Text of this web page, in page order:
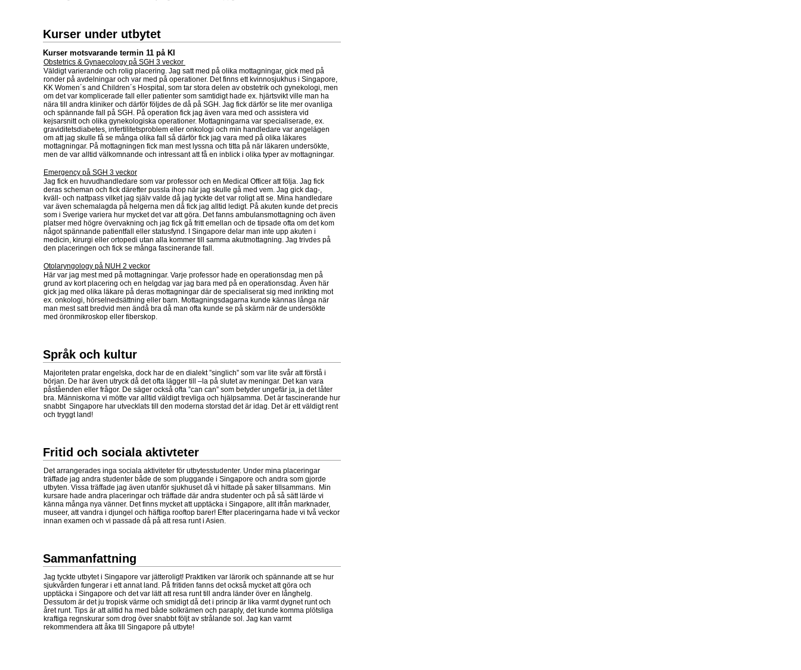
Kurser under utbytet
Kurser motsvarande termin 11 på KI
Obstetrics & Gynaecology på SGH 3 veckor
Väldigt varierande och rolig placering. Jag satt med på olika mottagningar, gick med på
ronder på avdelningar och var med på operationer. Det finns ett kvinnosjukhus i Singapore,
KK Women´s and Children´s Hospital, som tar stora delen av obstetrik och gynekologi, men
om det var komplicerade fall eller patienter som samtidigt hade ex. hjärtsvikt ville man ha
nära till andra kliniker och därför följdes de då på SGH. Jag fick därför se lite mer ovanliga
och spännande fall på SGH. På operation fick jag även vara med och assistera vid
kejsarsnitt och olika gynekologiska operationer. Mottagningarna var specialiserade, ex.
graviditetsdiabetes, infertilitetsproblem eller onkologi och min handledare var angelägen
om att jag skulle få se många olika fall så därför fick jag vara med på olika läkares
mottagningar. På mottagningen fick man mest lyssna och titta på när läkaren undersökte,
men de var alltid välkomnande och intressant att få en inblick i olika typer av mottagningar.
Emergency på SGH 3 veckor
Jag fick en huvudhandledare som var professor och en Medical Officer att följa. Jag fick
deras scheman och fick därefter pussla ihop när jag skulle gå med vem. Jag gick dag-,
kväll- och nattpass vilket jag själv valde då jag tyckte det var roligt att se. Mina handledare
var även schemalagda på helgerna men då fick jag alltid ledigt. På akuten kunde det precis
som i Sverige variera hur mycket det var att göra. Det fanns ambulansmottagning och även
platser med högre övervakning och jag fick gå fritt emellan och de tipsade ofta om det kom
något spännande patientfall eller statusfynd. I Singapore delar man inte upp akuten i
medicin, kirurgi eller ortopedi utan alla kommer till samma akutmottagning. Jag trivdes på
den placeringen och fick se många fascinerande fall.
Otolaryngology på NUH 2 veckor
Här var jag mest med på mottagningar. Varje professor hade en operationsdag men på
grund av kort placering och en helgdag var jag bara med på en operationsdag. Även här
gick jag med olika läkare på deras mottagningar där de specialiserat sig med inrikting mot
ex. onkologi, hörselnedsättning eller barn. Mottagningsdagarna kunde kännas långa när
man mest satt bredvid men ändå bra då man ofta kunde se på skärm när de undersökte
med öronmikroskop eller fiberskop.
Språk och kultur
Majoriteten pratar engelska, dock har de en dialekt ”singlich” som var lite svår att förstå i
början. De har även utryck då det ofta lägger till –la på slutet av meningar. Det kan vara
påståenden eller frågor. De säger också ofta ”can can” som betyder ungefär ja, ja det låter
bra. Människorna vi mötte var alltid väldigt trevliga och hjälpsamma. Det är fascinerande hur
snabbt Singapore har utvecklats till den moderna storstad det är idag. Det är ett väldigt rent
och tryggt land!
Fritid och sociala aktivteter
Det arrangerades inga sociala aktiviteter för utbytesstudenter. Under mina placeringar
träffade jag andra studenter både de som pluggande i Singapore och andra som gjorde
utbyten. Vissa träffade jag även utanför sjukhuset då vi hittade på saker tillsammans. Min
kursare hade andra placeringar och träffade där andra studenter och på så sätt lärde vi
känna många nya vänner. Det finns mycket att upptäcka i Singapore, allt ifrån marknader,
museer, att vandra i djungel och häftiga rooftop barer! Efter placeringarna hade vi två veckor
innan examen och vi passade då på att resa runt i Asien.
Sammanfattning
Jag tyckte utbytet i Singapore var jätteroligt! Praktiken var lärorik och spännande att se hur
sjukvården fungerar i ett annat land. På fritiden fanns det också mycket att göra och
upptäcka i Singapore och det var lätt att resa runt till andra länder över en långhelg.
Dessutom är det ju tropisk värme och smidigt då det i princip är lika varmt dygnet runt och
året runt. Tips är att alltid ha med både solkrämen och paraply, det kunde komma plötsliga
kraftiga regnskurar som drog över snabbt följt av strålande sol. Jag kan varmt
rekommendera att åka till Singapore på utbyte!